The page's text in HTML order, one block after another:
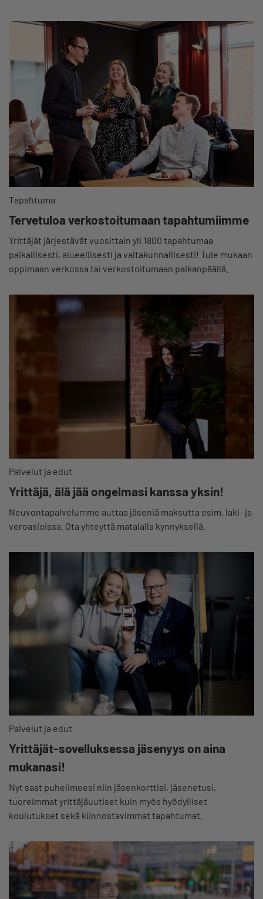
Tapahtuma
Tervetuloa verkostoitumaan tapahtumiimme
Yrittäjät järjestävät vuosittain yli 1800 tapahtumaa
paikallisesti, alueellisesti ja valtakunnallisesti! Tule mukaan
oppimaan verkossa tai verkostoitumaan paikanpäällä.
Palvelut ja edut
Yrittäjä, älä jää ongelmasi kanssa yksin!
Neuvontapalvelumme auttaa jäseniä maksutta esim. laki- ja
veroasioissa. Ota yhteyttä matalalla kynnyksellä.
Palvelut ja edut
Yrittäjät-sovelluksessa jäsenyys on aina
mukanasi!
Nyt saat puhelimeesi niin jäsenkorttisi, jäsenetusi,
tuoreimmat yrittäjäuutiset kuin myös hyödylliset
koulutukset sekä kiinnostavimmat tapahtumat.